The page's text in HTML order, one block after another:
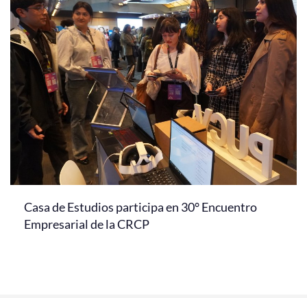
Casa de Estudios participa en 30° Encuentro
Empresarial de la CRCP